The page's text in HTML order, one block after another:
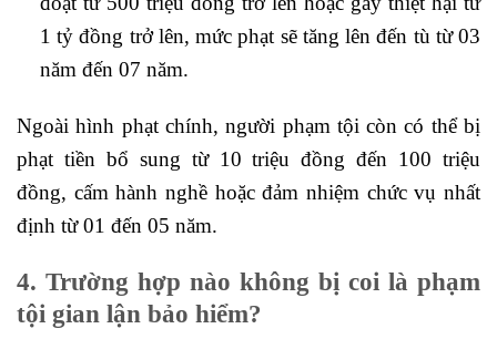
1 tỷ đồng trở lên, mức phạt sẽ tăng lên đến tù từ 03
năm đến 07 năm.
Ngoài hình phạt chính, người phạm tội còn có thể bị
phạt tiền bổ sung từ 10 triệu đồng đến 100 triệu
đồng, cấm hành nghề hoặc đảm nhiệm chức vụ nhất
định từ 01 đến 05 năm.
4. Trường hợp nào không bị coi là phạm
tội gian lận bảo hiểm?